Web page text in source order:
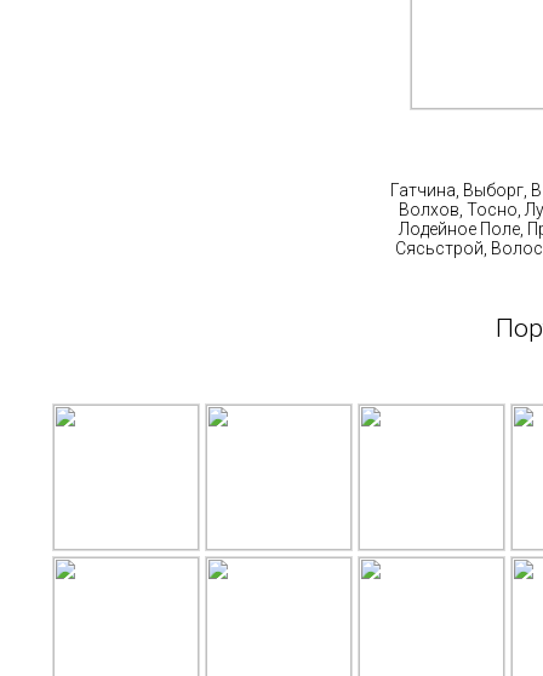
Гатчина, Выборг,
Волхов, Тосно,
Лодейное Поле,
Сясьстрой,